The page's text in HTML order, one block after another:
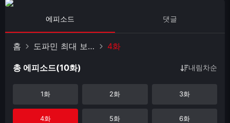
에피소드 댓글
홈 도파민 최대 보장 4화
총 에피소드(10화) 내림차순
1화 2화 3화
4화 5화 6화